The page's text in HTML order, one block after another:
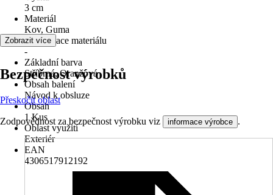
3 cm
Materiál
Kov, Guma
Specifikace materiálu
-
Základní barva
Stříbrná, Oranžová
Obsah balení
Návod k obsluze
Obsah
1 Kus
Oblast využití
Exteriér
EAN
4306517912192
Zobrazit více
Bezpečnost výrobků
Přeskočit oblast
Zodpovědnost za bezpečnost výrobku viz informace výrobce .